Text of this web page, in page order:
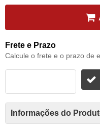
Frete e Prazo
Calcule o frete e o prazo de
Informações do